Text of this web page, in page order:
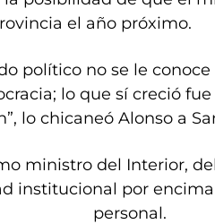
el año próximo.
político no se le
lo que sí creció
lo chicaneó Alonso a
ministro del Interior,
institucional por
personal.